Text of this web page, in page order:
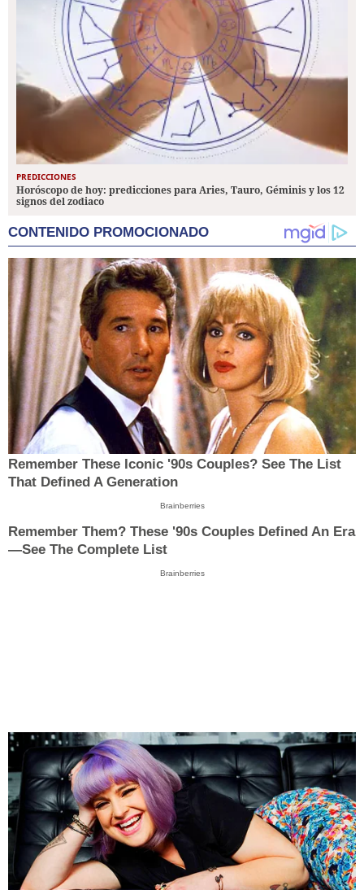
PREDICCIONES
Horóscopo de hoy: predicciones para Aries, Tauro, Géminis y los 12
signos del zodiaco
CONTENIDO PROMOCIONADO
Remember These Iconic '90s Couples? See The List
That Defined A Generation
Brainberries
Remember Them? These '90s Couples Defined An Era
—See The Complete List
Brainberries